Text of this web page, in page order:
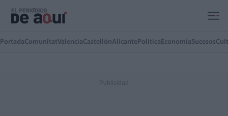
PortadaComunitatValenciaCastellónAlicante Política EconomíaSucesos